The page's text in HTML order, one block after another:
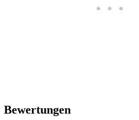
Bewertungen